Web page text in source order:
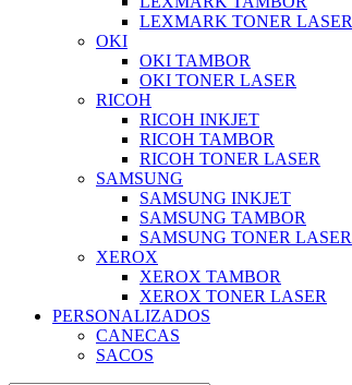
LEXMARK TONER LASER
OKI
OKI TAMBOR
OKI TONER LASER
RICOH
RICOH INKJET
RICOH TAMBOR
RICOH TONER LASER
SAMSUNG
SAMSUNG INKJET
SAMSUNG TAMBOR
SAMSUNG TONER LASER
XEROX
XEROX TAMBOR
XEROX TONER LASER
PERSONALIZADOS
CANECAS
SACOS